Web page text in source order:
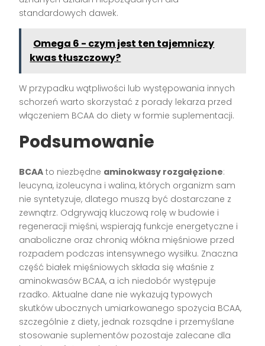
standardowych dawek.
Omega 6 - czym jest ten tajemniczy
kwas tłuszczowy?
W przypadku wątpliwości lub występowania innych
schorzeń warto skorzystać z porady lekarza przed
włączeniem BCAA do diety w formie suplementacji.
Podsumowanie
BCAA to niezbędne aminokwasy rozgałęzione:
leucyna, izoleucyna i walina, których organizm sam
nie syntetyzuje, dlatego muszą być dostarczane z
zewnątrz. Odgrywają kluczową rolę w budowie i
regeneracji mięśni, wspierają funkcje energetyczne i
anaboliczne oraz chronią włókna mięśniowe przed
rozpadem podczas intensywnego wysiłku. Znaczna
część białek mięśniowych składa się właśnie z
aminokwasów BCAA, a ich niedobór występuje
rzadko. Aktualne dane nie wykazują typowych
skutków ubocznych umiarkowanego spożycia BCAA,
szczególnie z diety, jednak rozsądne i przemyślane
stosowanie suplementów pozostaje zalecane dla